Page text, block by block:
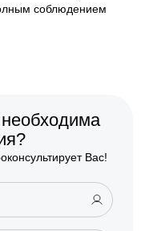
соблюдением
Вас!